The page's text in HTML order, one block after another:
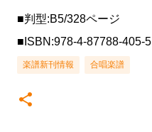
■判型:B5/328ページ
■ISBN:978-4-87788-405-5
楽譜新刊情報 合唱楽譜